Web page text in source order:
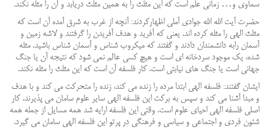
سماوی و … زمانی علم است که این مثلث را به همین مثلث دریابد و آن را مثله نکند.
حضرت آیت الله الله جوادی آملی اظهارکردند: آنچه از غرب به شرق آمده آن است که
مثلث الهی را مثله کرده اند. یعنی که آفرید و هدف آفریدن را گرفتند و لاشه زمین و
آسمان رابه دانشمندان دادند و گفتند که میکروب شناس و آسمان شناس باشید. مثله
شده، یک موجود سردخانه ای است و هیچ کسی عالم نمی شود که نتیجه آن یا جنگ
جهانی است یا جنگ های نیابتی است. کار فلسفه آن است که این مثلث را مثله نکند.
ایشان گفتند: فلسفه الهی ابتدا مرده را زنده می کند، زنده را متحرکت می کند و با هدف
و مبدا آشنا می کند و سپس به برکت این فلسفه الهی سایر علوم سامان می پذیرند. کار
اصلی فلسفه الهی احیای علوم است. وقتی این فلسفه ارایه شد همه مسایل از جمله همه
شئون فردی و اجتماعی و سیاسی و فرهنگی در پرتو این فلسفه الهی سامان می گیرد.